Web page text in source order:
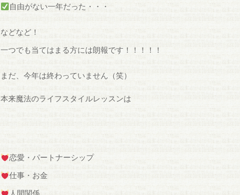
自由がない一年だった・・・
などなど！
一つでも当てはまる方には朗報です！！！！！
まだ、今年は終わっていません（笑）
本来魔法のライフスタイルレッスンは
恋愛・パートナーシップ
仕事・お金